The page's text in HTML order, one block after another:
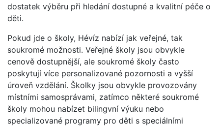
dostatek výběru při hledání dostupné a kvalitní péče o
děti.
Pokud jde o školy, Hévíz nabízí jak veřejné, tak
soukromé možnosti. Veřejné školy jsou obvykle
cenově dostupnější, ale soukromé školy často
poskytují více personalizované pozornosti a vyšší
úroveň vzdělání. Školky jsou obvykle provozovány
místními samosprávami, zatímco některé soukromé
školy mohou nabízet bilingvní výuku nebo
specializované programy pro děti s speciálními